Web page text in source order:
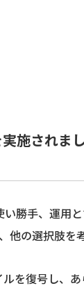
されま
勝手、運用
の選択肢を
を復号し、